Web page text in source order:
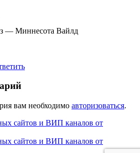
— Миннесота Вайлд
вам необходимо авторизоваться.
сайтов и ВИП каналов от
сайтов и ВИП каналов от